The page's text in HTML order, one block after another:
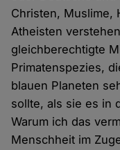
Christen, Muslime,
Atheisten
gleichberechtigte
Primatenspezies,
blauen Planeten
sollte, als sie es in
Warum ich das
Menschheit im